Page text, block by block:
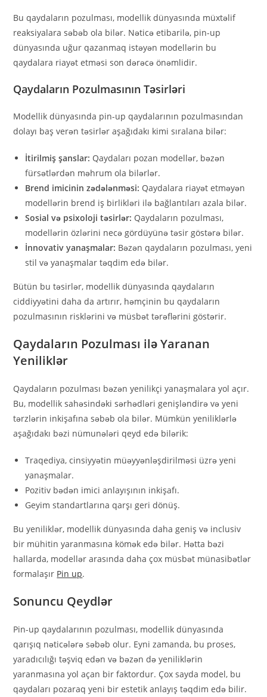
Bu qaydaların pozulması, modellik dünyasında müxtəlif
reaksiyalara səbəb ola bilər. Nəticə etibarilə, pin-up
dünyasında uğur qazanmaq istəyən modellərin bu
qaydalara riayət etməsi son dərəcə önəmlidir.
Qaydaların Pozulmasının Təsirləri
Modellik dünyasında pin-up qaydalarının pozulmasından
dolayı baş verən təsirlər aşağıdakı kimi sıralana bilər:
İtirilmiş şanslar: Qaydaları pozan modellər, bəzən
fürsətlərdən məhrum ola bilərlər.
Brend imicinin zədələnməsi: Qaydalara riayət etməyən
modellərin brend iş birlikləri ilə bağlantıları azala bilər.
Sosial və psixoloji təsirlər: Qaydaların pozulması,
modellərin özlərini necə gördüyünə təsir göstərə bilər.
İnnovativ yanaşmalar: Bəzən qaydaların pozulması, yeni
stil və yanaşmalar təqdim edə bilər.
Bütün bu təsirlər, modellik dünyasında qaydaların
ciddiyyətini daha da artırır, həmçinin bu qaydaların
pozulmasının risklərini və müsbət tərəflərini göstərir.
Qaydaların Pozulması ilə Yaranan
Yeniliklər
Qaydaların pozulması bəzən yenilikçi yanaşmalara yol açır.
Bu, modellik sahəsindəki sərhədləri genişləndirə və yeni
tərzlərin inkişafına səbəb ola bilər. Mümkün yeniliklərlə
aşağıdakı bəzi nümunələri qeyd edə bilərik:
Traqediya, cinsiyyətin müəyyənləşdirilməsi üzrə yeni
yanaşmalar.
Pozitiv bədən imici anlayışının inkişafı.
Geyim standartlarına qarşı geri dönüş.
Bu yeniliklər, modellik dünyasında daha geniş və inclusiv
bir mühitin yaranmasına kömək edə bilər. Hətta bəzi
hallarda, modellər arasında daha çox müsbət münasibətlər
formalaşır Pin up.
Sonuncu Qeydlər
Pin-up qaydalarının pozulması, modellik dünyasında
qarışıq nəticələrə səbəb olur. Eyni zamanda, bu proses,
yaradıcılığı təşviq edən və bəzən də yeniliklərin
yaranmasına yol açan bir faktordur. Çox sayda model, bu
qaydaları pozaraq yeni bir estetik anlayış təqdim edə bilir.